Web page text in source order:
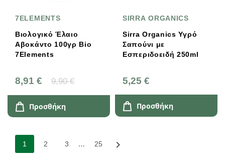
7ELEMENTS
Βιολογικό Έλαιο
Αβοκάντο 100γρ Bio
7Elements
8,91 € 9,90 €
Προσθήκη
SIRRA ORGANICS
Sirra Organics Υγρό
Σαπούνι με
Εσπεριδοειδή 250ml
5,25 €
Προσθήκη
1 2 3 … 25 